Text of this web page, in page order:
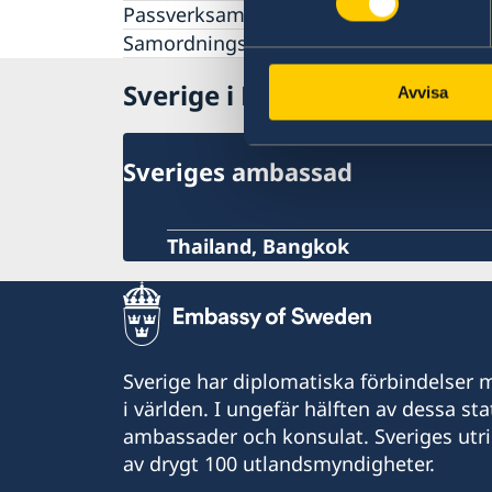
Avvisa
Allmänna säkerhetsläget
Terrorism
Naturförhållanden och katastrofer
In- och utresebestämmelser
Hälso- och sjukvård
Lokala lagar och sedvänjor
Kriminalitet och personlig säkerhet
Trafiksäkerhet
Resa i landet
Passverksamhet i Myanmar
Samordningsnummer Myanmar
Sverige i Myanmar
Sveriges ambassad
Thailand, Bangkok
Sverige har diplomatiska förbindelser
i världen. I ungefär hälften av dessa
ambassader och konsulat. Sveriges
av drygt 100 utlandsmyndigheter.